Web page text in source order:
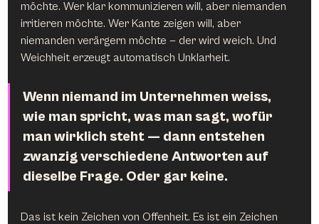
möchte. Wer klar kommunizieren will, aber niemanden
irritieren möchte. Wer Kante zeigen will, aber
niemanden verärgern möchte — der wird weich. Und
Weichheit erzeugt automatisch Unklarheit.
Wenn niemand im Unternehmen weiss,
wie man spricht, was man sagt, wofür
man wirklich steht — dann entstehen
zwanzig verschiedene Antworten auf
dieselbe Frage. Oder gar keine.
Das ist kein Zeichen von Offenheit. Es ist ein Zeichen